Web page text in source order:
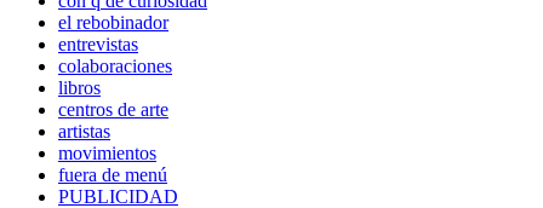
el rebobinador
entrevistas
colaboraciones
libros
centros de arte
artistas
movimientos
fuera de menú
PUBLICIDAD